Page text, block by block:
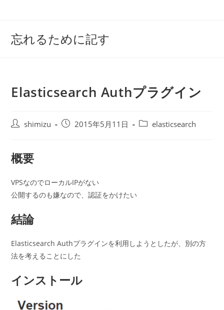
忘れるために記す
Elasticsearch Authプラグイン
投
shimizu
投
2015年5月11日
投
elasticsearch
概要
VPSなのでローカルIPがない
公開するのも嫌なので、認証をかけたい
結論
Elasticsearch Authプラグインを利用しようとしたが、別の方
法を考えることにした
インストール